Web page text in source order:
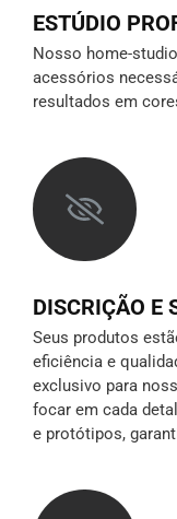
ESTÚDIO
Nosso home-
acessórios
resultados em
DISCRIÇÃO E
Seus produtos
eficiência e
exclusivo para
focar em cada
e protótipos,